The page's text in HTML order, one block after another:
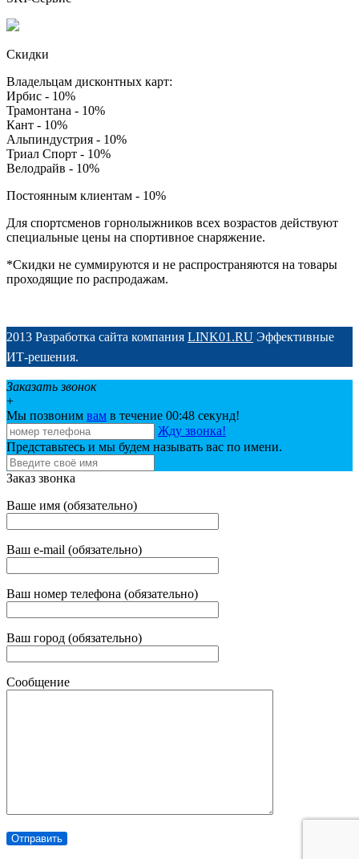
Скидки
Владельцам дисконтных карт:
Ирбис - 10%
Трамонтана - 10%
Кант - 10%
Альпиндустрия - 10%
Триал Спорт - 10%
Велодрайв - 10%
Постоянным клиентам - 10%
Для спортсменов горнолыжников всех возрастов действуют
специальные цены на спортивное снаряжение.
*Скидки не суммируются и не распространяются на товары
проходящие по распродажам.
2013 Разработка сайта компания LINK01.RU Эффективные
ИТ-решения.
Заказать звонок
+
Мы позвоним вам в течение 00:48 секунд!
Жду звонка!
Представьтесь и мы будем называть вас по имени.
Заказ звонка
Ваше имя (обязательно)
Ваш e-mail (обязательно)
Ваш номер телефона (обязательно)
Ваш город (обязательно)
Сообщение